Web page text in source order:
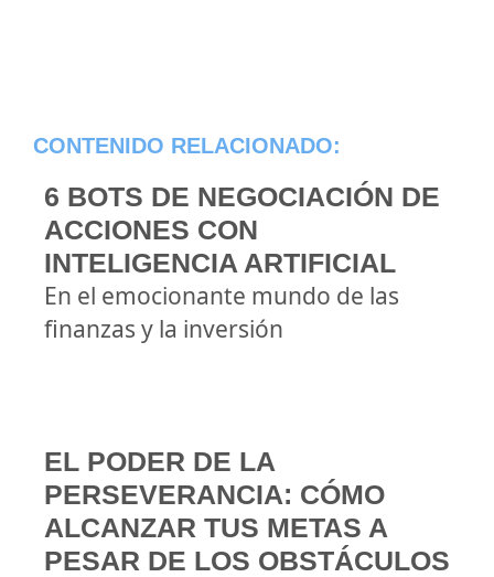
CONTENIDO RELACIONADO:
6 BOTS DE NEGOCIACIÓN DE
ACCIONES CON
INTELIGENCIA ARTIFICIAL
En el emocionante mundo de las
finanzas y la inversión
EL PODER DE LA
PERSEVERANCIA: CÓMO
ALCANZAR TUS METAS A
PESAR DE LOS OBSTÁCULOS